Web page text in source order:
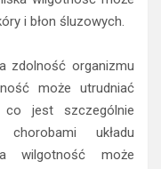
i błon śluzowych.
zdolność organizmu
może utrudniać
co jest szczególnie
układu
wilgotność może